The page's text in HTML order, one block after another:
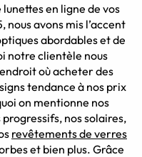
en ligne de vos
nous avons mis l’accent
abordables et de
notre clientèle nous
où acheter des
tendance à nos prix
on mentionne nos
progressifs, nos solaires,
revêtements de verres
et bien plus. Grâce